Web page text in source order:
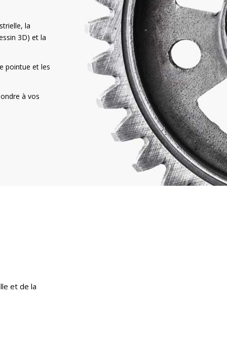
la
3D) et la
pointue et les
à vos
et de la